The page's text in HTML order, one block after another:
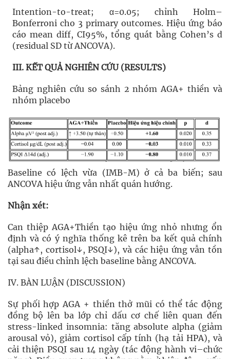
Intention-to-treat; α=0.05; chỉnh Holm–
Bonferroni cho 3 primary outcomes. Hiệu ứng báo
cáo mean diff, CI95%, tổng quát bằng Cohen’s d
(residual SD từ ANCOVA).
III. KẾT QUẢ NGHIÊN CỨU (RESULTS)
Bảng nghiên cứu so sánh 2 nhóm AGA+ thiền và
nhóm placebo
Baseline có lệch vừa (IMB-M) ở cả ba biến; sau
ANCOVA hiệu ứng vẫn nhất quán hướng.
Nhận xét:
Can thiệp AGA+Thiền tạo hiệu ứng nhỏ nhưng ổn
định và có ý nghĩa thống kê trên ba kết quả chính
(alpha↑, cortisol↓, PSQI↓), và các hiệu ứng vẫn tồn
tại sau điều chỉnh lệch baseline bằng ANCOVA.
IV. BÀN LUẬN (DISCUSSION)
Sự phối hợp AGA + thiền thở mũi có thể tác động
đồng bộ lên ba lớp chỉ dấu cơ chế liên quan đến
stress-linked insomnia: tăng absolute alpha (giảm
arousal vỏ), giảm cortisol cấp tính (hạ tải HPA), và
cải thiện PSQI sau 14 ngày (tác động hành vi–chức